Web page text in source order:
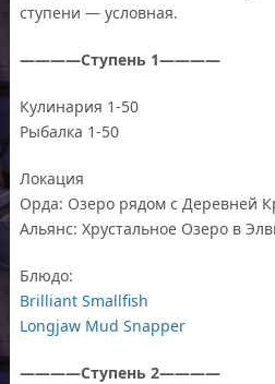
ступени — условная.
————Ступень 1————
Кулинария 1-50
Рыбалка 1-50
Локация
Орда: Озеро рядом с Деревней
Альянс: Хрустальное Озеро в
Блюдо:
Brilliant Smallfish
Longjaw Mud Snapper
————Ступень 2————